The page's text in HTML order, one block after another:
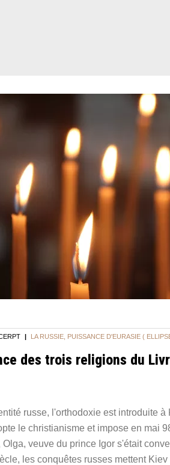
| LA RUSSIE, PUISSANCE D'EURASIE (
des trois religions du
russe, l'orthodoxie est introduite
le christianisme et impose en mai
Olga, veuve du prince Igor s'était
les conquêtes russes mettent